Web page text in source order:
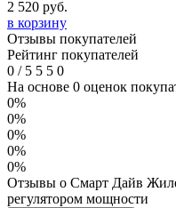
2 520 руб.
в корзину
Отзывы покупателей
Рейтинг покупателей
0 /5 5 5 0
На основе 0 оценок
0%
0%
0%
0%
0%
Отзывы о Смарт Дайв
регулятором мощности